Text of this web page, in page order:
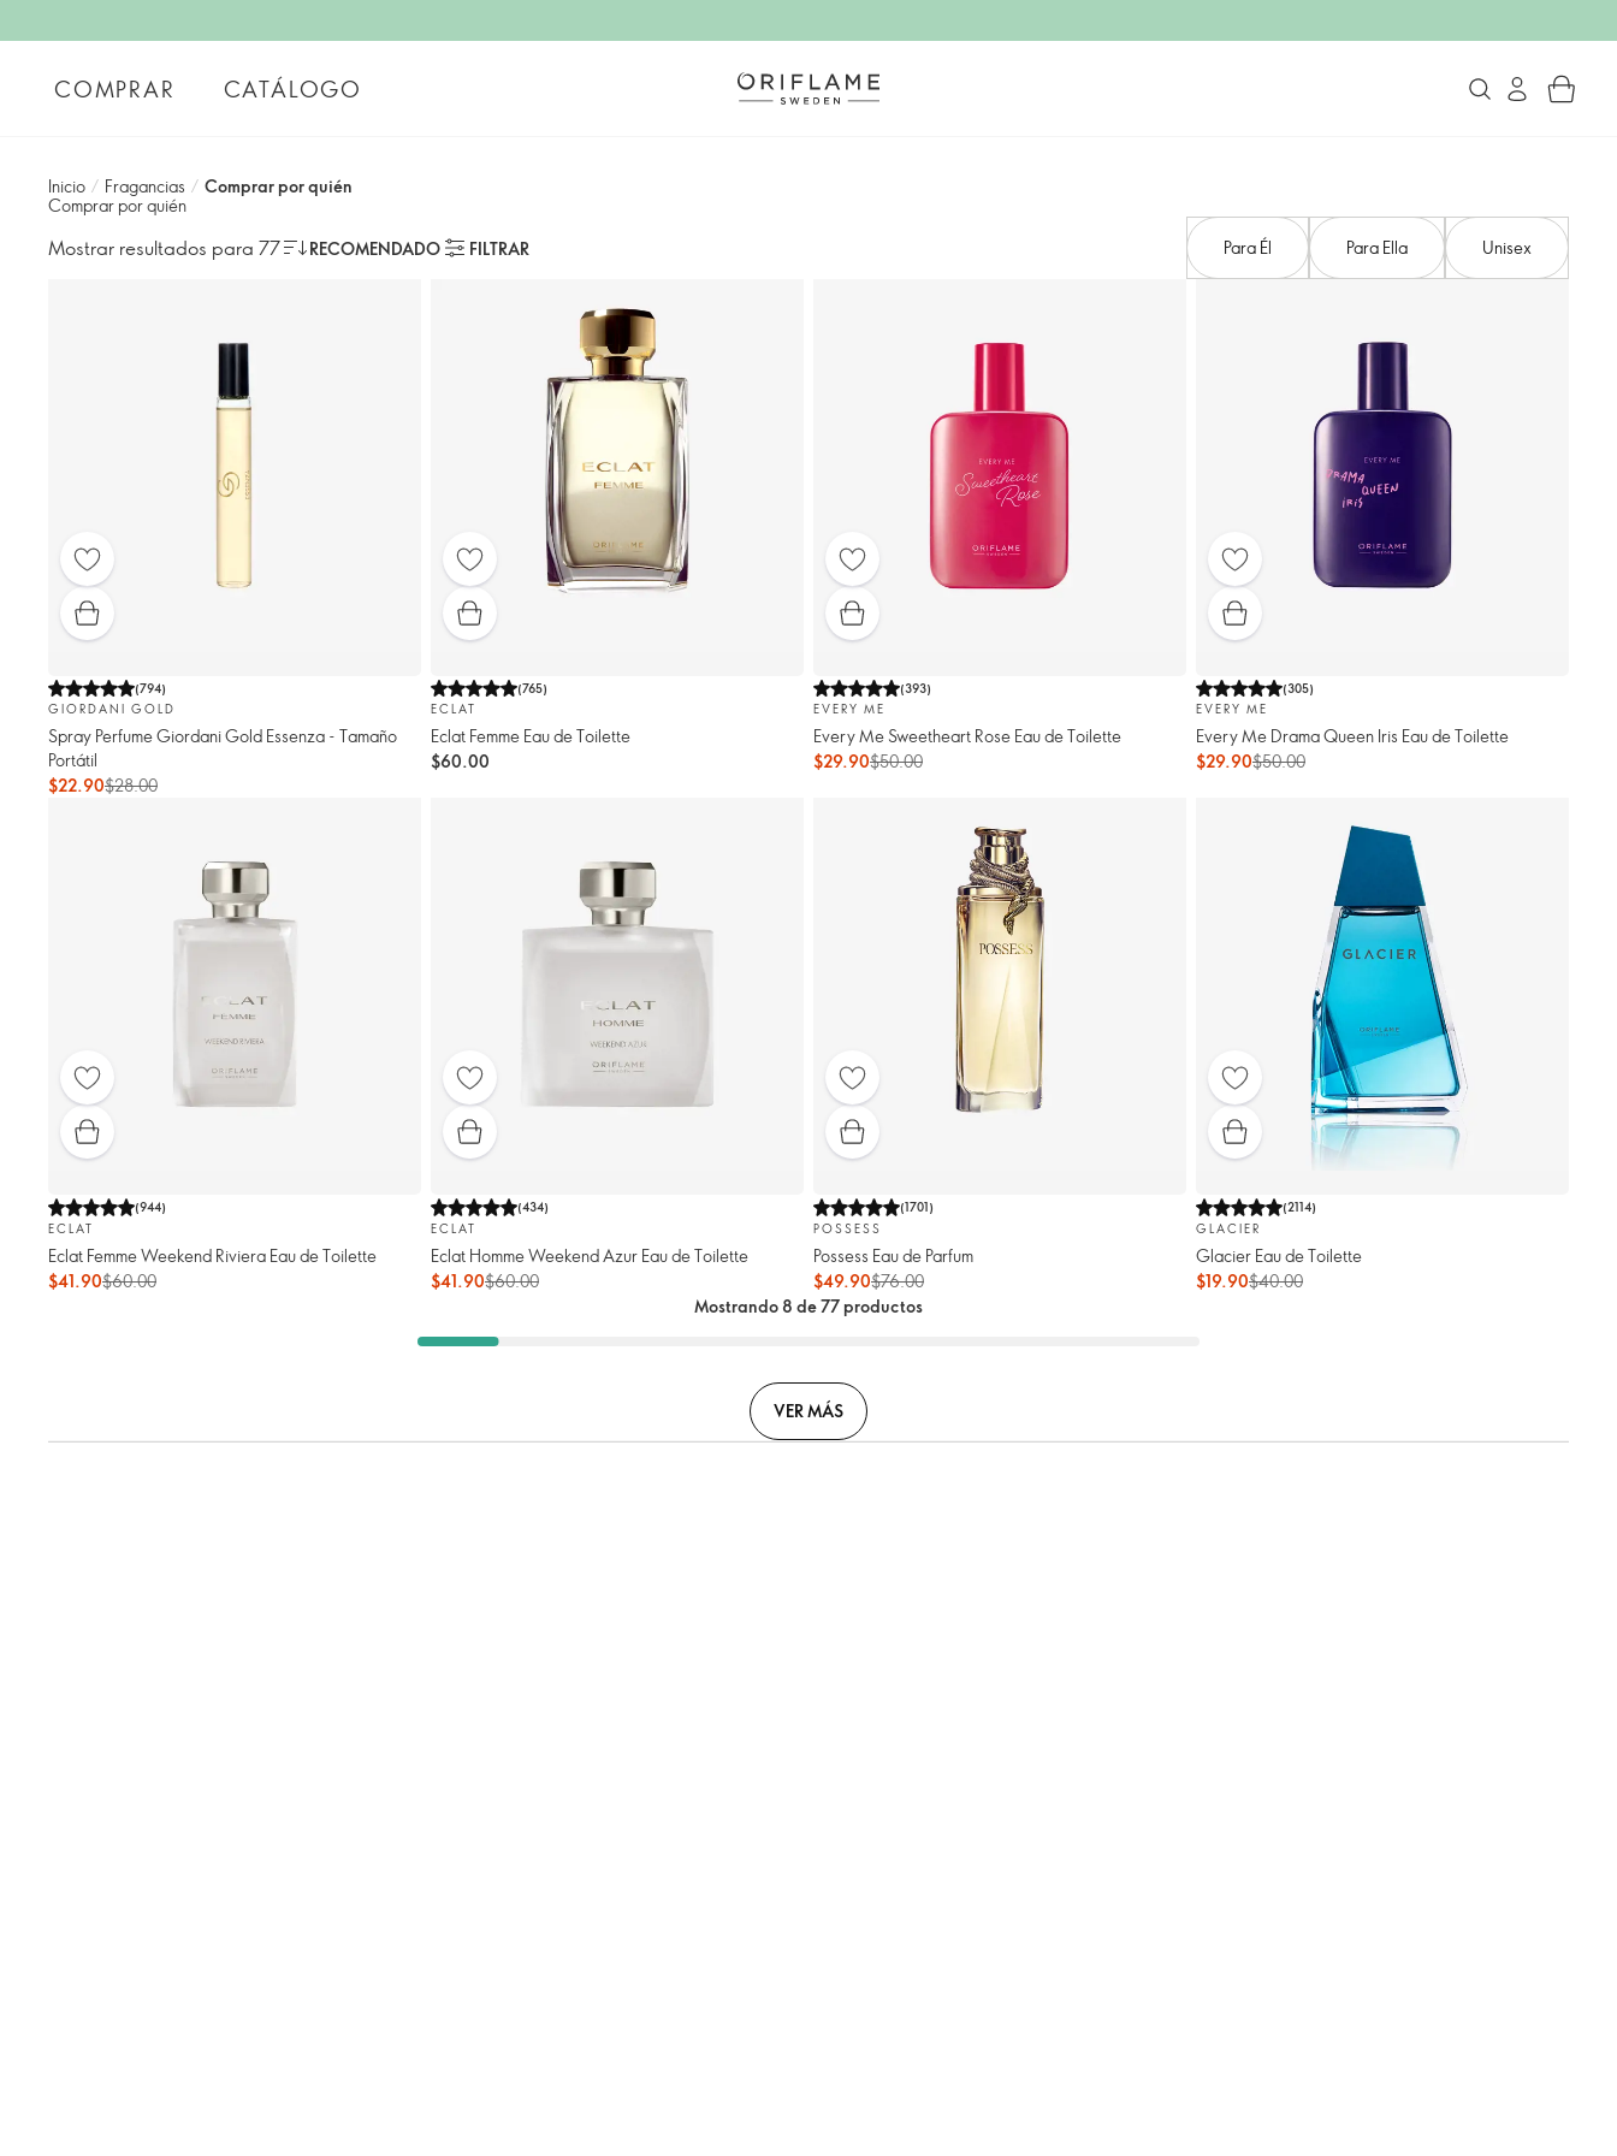
COMPRAR CATÁLOGO
Inicio / Fragancias / Comprar por quién
Comprar por quién
Mostrar resultados para 77 RECOMENDADO FILTRAR Para Él Para Ella Unisex
(794)
GIORDANI GOLD
Spray Perfume Giordani Gold Essenza - Tamaño
Portátil
$22.90$28.00
(765)
ECLAT
Eclat Femme Eau de Toilette
$60.00
(393)
EVERY ME
Every Me Sweetheart Rose Eau de Toilette
$29.90$50.00
(305)
EVERY ME
Every Me Drama Queen Iris Eau de Toilette
$29.90$50.00
(944)
ECLAT
Eclat Femme Weekend Riviera Eau de Toilette
$41.90$60.00
(434)
ECLAT
Eclat Homme Weekend Azur Eau de Toilette
$41.90$60.00
(1701)
POSSESS
Possess Eau de Parfum
$49.90$76.00
(2114)
GLACIER
Glacier Eau de Toilette
$19.90$40.00
Mostrando 8 de 77 productos
VER MÁS